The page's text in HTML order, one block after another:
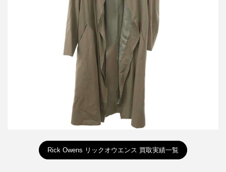
リックオウエンス ベルテッドロングコート RO1702
買取金額14,400円
詳しく見る
Rick Owens リックオウエンス 買取実績一覧